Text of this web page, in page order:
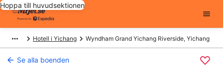
Hoppa till huvudsektionen
Hotell i Yichang Wyndham Grand Yichang Riverside, Yichang
Se alla boenden